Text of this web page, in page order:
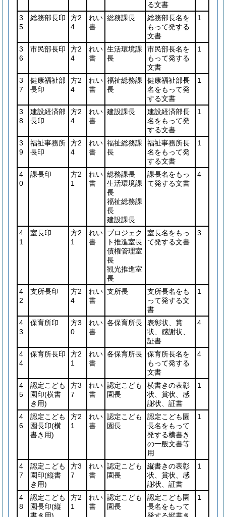
る文書
3
5
総務部長印
方2
4
れい
書
総務課長
総務部長名を
もって発する
文書
1
3
6
市民部長印
方2
4
れい
書
生活環境課
長
市民部長名を
もって発する
文書
1
3
7
健康福祉部
長印
方2
4
れい
書
福祉総務課
長
健康福祉部長
名をもって発
する文書
1
3
8
建設経済部
長印
方2
4
れい
書
建設課長
建設経済部長
名をもって発
する文書
1
3
9
福祉事務所
長印
方2
4
れい
書
福祉総務課
長
福祉事務所長
名をもって発
する文書
1
4
0
課長印
方2
1
れい
書
総務課長
生活環境課
長
福祉総務課
長
建設課長
課長名をもっ
て発する文書
4
4
1
室長印
方2
1
れい
書
プロジェク
ト推進室長
債権管理室
長
観光推進室
長
室長名をもっ
て発する文書
3
4
2
支所長印
方2
4
れい
書
支所長
支所長名をも
って発する文
書
1
4
3
保育所印
方3
0
れい
書
各保育所長
表彰状、賞
状、感謝状、
証書
4
4
4
保育所長印
方2
1
れい
書
各保育所長
保育所長名を
もって発する
文書
4
4
5
認定こども
園印(横書
き用)
方3
7
れい
書
認定こども
園長
横書きの表彰
状、賞状、感
謝状、証書
1
4
6
認定こども
園長印(横
書き用)
方2
1
れい
書
認定こども
園長
認定こども園
長名をもって
発する横書き
の一般文書等
用
1
4
7
認定こども
園印(縦書
き用)
方3
7
れい
書
認定こども
園長
縦書きの表彰
状、賞状、感
謝状、証書
1
4
8
認定こども
園長印(縦
方2
1
れい
書
認定こども
園長
認定こども園
長名をもって
1